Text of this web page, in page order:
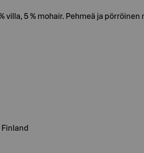
villa, 5 % mohair. Pehmeä ja